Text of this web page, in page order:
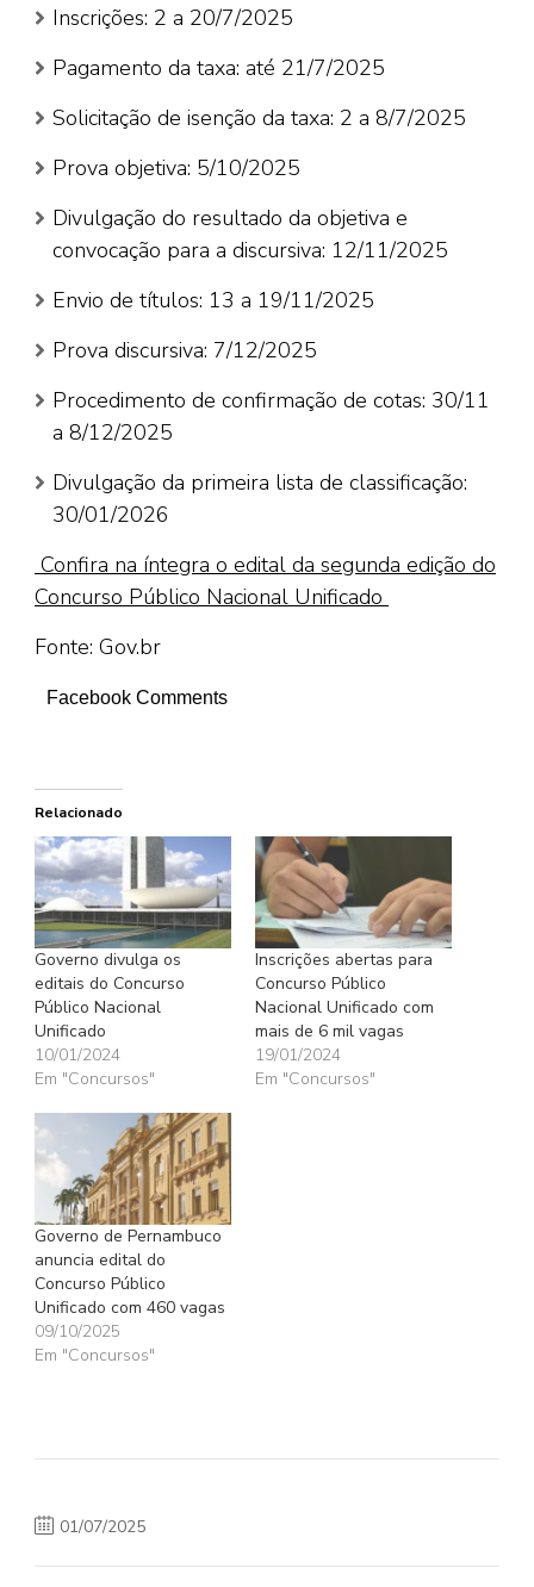
Inscrições: 2 a 20/7/2025
Pagamento da taxa: até 21/7/2025
Solicitação de isenção da taxa: 2 a 8/7/2025
Prova objetiva: 5/10/2025
Divulgação do resultado da objetiva e
convocação para a discursiva: 12/11/2025
Envio de títulos: 13 a 19/11/2025
Prova discursiva: 7/12/2025
Procedimento de confirmação de cotas: 30/11
a 8/12/2025
Divulgação da primeira lista de classificação:
30/01/2026
Confira na íntegra o edital da segunda edição do
Concurso Público Nacional Unificado
Fonte: Gov.br
Facebook Comments
Relacionado
Governo divulga os
editais do Concurso
Público Nacional
Unificado
10/01/2024
Em "Concursos"
Inscrições abertas para
Concurso Público
Nacional Unificado com
mais de 6 mil vagas
19/01/2024
Em "Concursos"
Governo de Pernambuco
anuncia edital do
Concurso Público
Unificado com 460 vagas
09/10/2025
Em "Concursos"
01/07/2025